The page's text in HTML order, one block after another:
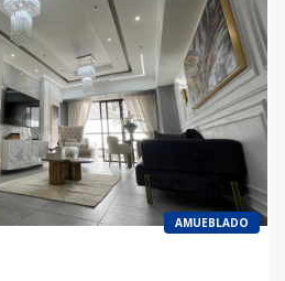
AMUEBLADO